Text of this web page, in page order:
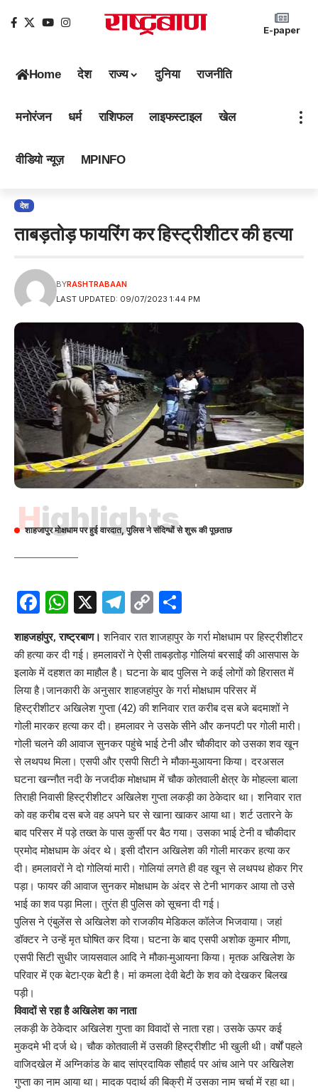
E-paper
Home देश राज्य दुनिया राजनीति
मनोरंजन धर्म राशिफल लाइफस्टाइल खेल
वीडियो न्यूज़ MPINFO
देश
ताबड़तोड़ फायरिंग कर हिस्ट्रीशीटर की हत्या
LAST UPDATED: 09/07/2023 1:44 PM
BYRASHTRABAAN
Highlights
शाहजापुर मोक्षधाम पर हुई वारदात, पुलिस ने संदिग्धों से शुरू की पूछताछ
Facebook
WhatsApp
X Telegram
Copy
Link
शाहजहांपुर, राष्ट्रबाण। शनिवार रात शाजहापुर के गर्रा मोक्षधाम पर हिस्ट्रीशीटर
की हत्या कर दी गई। हमलावरों ने ऐसी ताबड़तोड़ गोलियां बरसाईं की आसपास के
इलाके में दहशत का माहौल है। घटना के बाद पुलिस ने कई लोगों को हिरासत में
लिया है।जानकारी के अनुसार शाहजहांपुर के गर्रा मोक्षधाम परिसर में
हिस्ट्रीशीटर अखिलेश गुप्ता (42) की शनिवार रात करीब दस बजे बदमाशों ने
गोली मारकर हत्या कर दी। हमलावर ने उसके सीने और कनपटी पर गोली मारी।
गोली चलने की आवाज सुनकर पहुंचे भाई टेनी और चौकीदार को उसका शव खून
से लथपथ मिला। एसपी और एसपी सिटी ने मौका-मुआयना किया। दरअसल
घटना खन्नौत नदी के नजदीक मोक्षधाम में चौक कोतवाली क्षेत्र के मोहल्ला बाला
तिराही निवासी हिस्ट्रीशीटर अखिलेश गुप्ता लकड़ी का ठेकेदार था। शनिवार रात
को वह करीब दस बजे वह अपने घर से खाना खाकर आया था। शर्ट उतारने के
बाद परिसर में पड़े तख्त के पास कुर्सी पर बैठ गया। उसका भाई टेनी व चौकीदार
प्रमोद मोक्षधाम के अंदर थे। इसी दौरान अखिलेश की गोली मारकर हत्या कर
दी। हमलावरों ने दो गोलियां मारी। गोलियां लगते ही वह खून से लथपथ होकर गिर
पड़ा। फायर की आवाज सुनकर मोक्षधाम के अंदर से टेनी भागकर आया तो उसे
भाई का शव पड़ा मिला। तुरंत ही पुलिस को सूचना दी गई।
पुलिस ने एंबुलेंस से अखिलेश को राजकीय मेडिकल कॉलेज भिजवाया। जहां
डॉक्टर ने उन्हें मृत घोषित कर दिया। घटना के बाद एसपी अशोक कुमार मीणा,
एसपी सिटी सुधीर जायसवाल आदि ने मौका-मुआयना किया। मृतक अखिलेश के
परिवार में एक बेटा-एक बेटी है। मां कमला देवी बेटी के शव को देखकर बिलख
पड़ी।
विवादों से रहा है अखिलेश का नाता
लकड़ी के ठेकेदार अखिलेश गुप्ता का विवादों से नाता रहा। उसके ऊपर कई
मुकदमे भी दर्ज थे। चौक कोतवाली में उसकी हिस्ट्रीशीट भी खुली थी। वर्षों पहले
वाजिदखेल में अग्निकांड के बाद सांप्रदायिक सौहार्द पर आंच आने पर अखिलेश
गुप्ता का नाम आया था। मादक पदार्थ की बिक्री में उसका नाम चर्चा में रहा था।